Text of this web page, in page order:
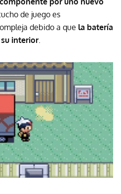
de juego es
debido a que la batería
interior.